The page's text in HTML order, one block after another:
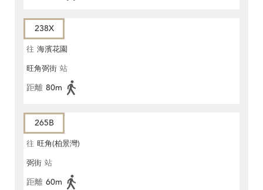
238X
往 海濱花園
旺角弼街 站
距離 80m
265B
往 旺角(柏景灣)
弼街 站
距離 60m